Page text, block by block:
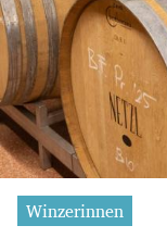
Winzerinnen